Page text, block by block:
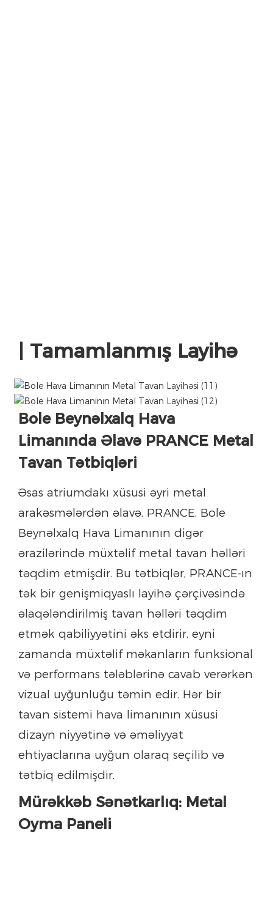
| Tamamlanmış Layihə
Bole Beynəlxalq Hava
Limanında Əlavə PRANCE Metal
Tavan Tətbiqləri
Əsas atriumdakı xüsusi əyri metal
arakəsmələrdən əlavə, PRANCE, Bole
Beynəlxalq Hava Limanının digər
ərazilərində müxtəlif metal tavan həlləri
təqdim etmişdir. Bu tətbiqlər, PRANCE-ın
tək bir genişmiqyaslı layihə çərçivəsində
əlaqələndirilmiş tavan həlləri təqdim
etmək qabiliyyətini əks etdirir, eyni
zamanda müxtəlif məkanların funksional
və performans tələblərinə cavab verərkən
vizual uyğunluğu təmin edir. Hər bir
tavan sistemi hava limanının xüsusi
dizayn niyyətinə və əməliyyat
ehtiyaclarına uyğun olaraq seçilib və
tətbiq edilmişdir.
Mürəkkəb Sənətkarlıq: Metal
Oyma Paneli